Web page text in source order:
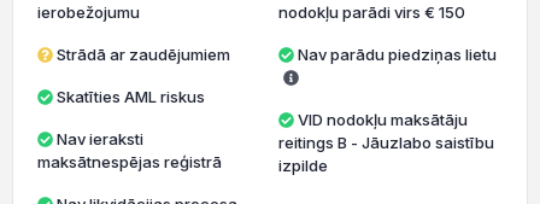
ierobežojumu
Strādā ar zaudējumiem
Skatīties AML riskus
maksātnespējas reģistrā
nodokļu parādi virs € 150
Nav parādu piedziņas lietu
VID nodokļu maksātāju
reitings B - Jāuzlabo saistību
izpilde